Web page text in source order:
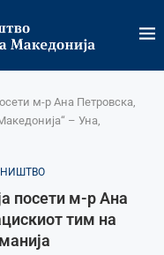
м-р Ана Петровска,
– Уна,
посети м-р Ана
тим на